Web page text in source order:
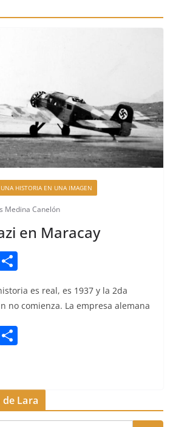
UNA HISTORIA EN UNA IMAGEN
Medina Canelón
en Maracay
o
mes real, es 1937 y la 2da
no comien­za. La empre­sa alemana
p
ar
Lara